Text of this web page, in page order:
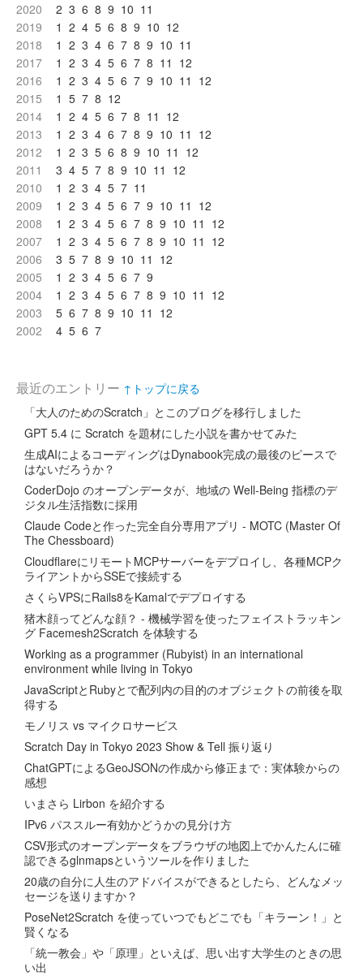
2020
2 3 6 8 9 10 11
2019
1 2 4 5 6 8 9 10 12
2018
1 2 3 4 6 7 8 9 10 11
2017
1 2 3 4 5 6 7 8 11 12
2016
1 2 3 4 5 6 7 9 10 11 12
2015
1 5 7 8 12
2014
1 2 4 5 6 7 8 11 12
2013
1 2 3 4 6 7 8 9 10 11 12
2012
1 2 3 5 6 8 9 10 11 12
2011
3 4 5 7 8 9 10 11 12
2010
1 2 3 4 5 7 11
2009
1 2 3 4 5 6 7 9 10 11 12
2008
1 2 3 4 5 6 7 8 9 10 11 12
2007
1 2 3 4 5 6 7 8 9 10 11 12
2006
3 5 7 8 9 10 11 12
2005
1 2 3 4 5 6 7 9
2004
1 2 3 4 5 6 7 8 9 10 11 12
2003
5 6 7 8 9 10 11 12
2002
4 5 6 7
最近のエントリー ↑トップに戻る
「大人のためのScratch」とこのブログを移行しました
GPT 5.4 に Scratch を題材にした小説を書かせてみた
生成AIによるコーディングはDynabook完成の最後のピースで
はないだろうか？
CoderDojo のオープンデータが、地域の Well-Being 指標のデ
ジタル生活指数に採用
Claude Codeと作った完全自分専用アプリ - MOTC (Master Of
The Chessboard)
CloudflareにリモートMCPサーバーをデプロイし、各種MCPク
ライアントからSSEで接続する
さくらVPSにRails8をKamalでデプロイする
猪木顔ってどんな顔？ - 機械学習を使ったフェイストラッキン
グ Facemesh2Scratch を体験する
Working as a programmer (Rubyist) in an international
environment while living in Tokyo
JavaScriptとRubyとで配列内の目的のオブジェクトの前後を取
得する
モノリス vs マイクロサービス
Scratch Day in Tokyo 2023 Show & Tell 振り返り
ChatGPTによるGeoJSONの作成から修正まで：実体験からの
感想
いまさら Lirbon を紹介する
IPv6 パススルー有効かどうかの見分け方
CSV形式のオープンデータをブラウザの地図上でかんたんに確
認できるglnmapsというツールを作りました
20歳の自分に人生のアドバイスができるとしたら、どんなメッ
セージを送りますか？
PoseNet2Scratch を使っていつでもどこでも「キラーン！」と
賢くなる
「統一教会」や「原理」といえば、思い出す大学生のときの思
い出